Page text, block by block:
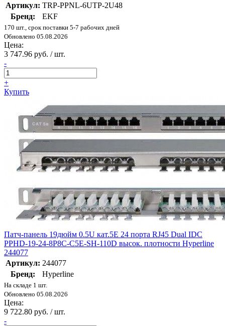
Артикул: TRP-PPNL-6UTP-2U48
Бренд:
EKF
170 шт., срок поставки 5-7 рабочих дней
Обновлено 05.08.2026
Цена:
3 747.96 руб. / шт.
-
+
Купить
Патч-панель 19дюйм 0.5U кат.5E 24 порта RJ45 Dual IDC
PPHD-19-24-8P8C-C5E-SH-110D высок. плотности Hyperline
244077
Артикул: 244077
Бренд:
Hyperline
На складе 1 шт.
Обновлено 05.08.2026
Цена:
9 722.80 руб. / шт.
-